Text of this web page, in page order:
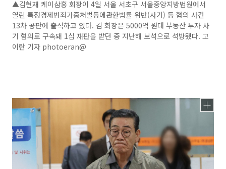
▲김현재 케이삼흥 회장이 4일 서울 서초구 서울중앙지방법원에서
열린 특정경제범죄가중처벌등에관한법률 위반(사기) 등 혐의 사건
13차 공판에 출석하고 있다. 김 회장은 5000억 원대 부동산 투자 사
기 혐의로 구속돼 1심 재판을 받던 중 지난해 보석으로 석방됐다. 고
이란 기자 photoeran@